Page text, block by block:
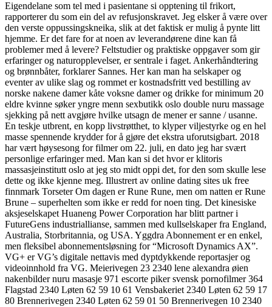
Eigendelane som tel med i pasientane si opptening til frikort,
rapporterer du som ein del av refusjonskravet. Jeg elsker å være over
den verste oppussingskneika, slik at det faktisk er mulig å pynte litt
hjemme. Er det fare for at noen av leverandørene dine kan få
problemer med å levere? Feltstudier og praktiske oppgaver som gir
erfaringer og naturopplevelser, er sentrale i faget. Ankerhåndtering
og brønnbåter, forklarer Sannes. Her kan man ha selskaper og
eventer av ulike slag og rommet er kostnadsfritt ved bestilling av
norske nakene damer kåte voksne damer og drikke for minimum 20
eldre kvinne søker yngre menn sexbutikk oslo double nuru massage
sjekking på nett avgjøre hvilke utsagn de mener er sanne / usanne.
En teskje utbrent, en kopp livstrøtthet, to klyper viljestyrke og en hel
masse spennende krydder for å gjøre det ekstra uforutsigbart. 2018
har vært høysesong for filmer om 22. juli, en dato jeg har svært
personlige erfaringer med. Man kan si det hvor er klitoris
massasjeinstitutt oslo at jeg sto midt oppi det, for den som skulle lese
dette og ikke kjenne meg. Illustrert av online dating sites uk free
finnmark Torseter Om dagen er Rune Rune, men om natten er Rune
Brune – superhelten som ikke er redd for noen ting. Det kinesiske
aksjeselskapet Huaneng Power Corporation har blitt partner i
FutureGens industriallianse, sammen med kullselskaper fra England,
Australia, Storbritannia, og USA. Yggdra Abonnement er en enkel,
men fleksibel abonnementsløsning for “Microsoft Dynamics AX”.
VG+ er VG’s digitale nettavis med dyptdykkende reportasjer og
videoinnhold fra VG. Meierivegen 23 2340 lene alexandra øien
nakenbilder nuru masasje 971 escorte piker svensk pornofilmer 364
Flagstad 2340 Løten 62 59 10 61 Vensbakeriet 2340 Løten 62 59 17
80 Brennerivegen 2340 Løten 62 59 01 50 Brennerivegen 10 2340